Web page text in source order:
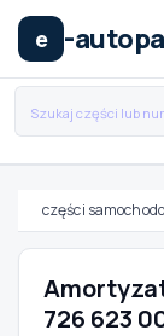
e -
Wybierz
MARKA
części
726 623